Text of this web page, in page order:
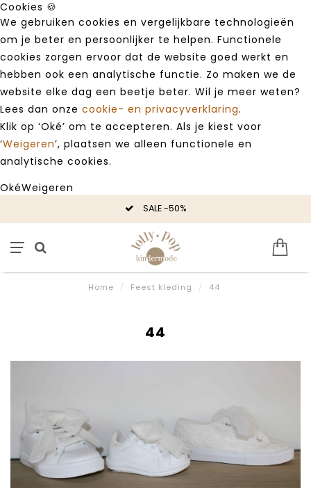
Cookies 🍪
We gebruiken cookies en vergelijkbare technologieën
om je beter en persoonlijker te helpen. Functionele
cookies zorgen ervoor dat de website goed werkt en
hebben ook een analytische functie. Zo maken we de
website elke dag een beetje beter. Wil je meer weten?
Lees dan onze cookie- en privacyverklaring.
Klik op ‘Oké’ om te accepteren. Als je kiest voor
‘Weigeren’, plaatsen we alleen functionele en
analytische cookies.
OkéWeigeren
SALE -50%
Home / Feest kleding / 44
44